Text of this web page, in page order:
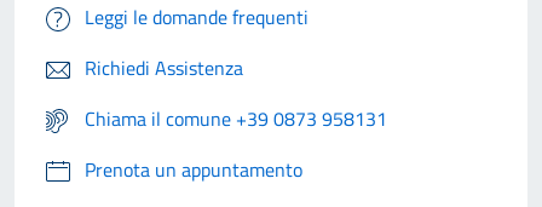
Leggi le domande frequenti
Richiedi Assistenza
Chiama il comune +39 0873 958131
Prenota un appuntamento